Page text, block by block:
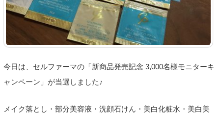
今日は、セルファーマの「新商品発売記念 3,000名様モニターキ
ャンペーン」が当選しました♪
メイク落とし・部分美容液・洗顔石けん・美白化粧水・美白美